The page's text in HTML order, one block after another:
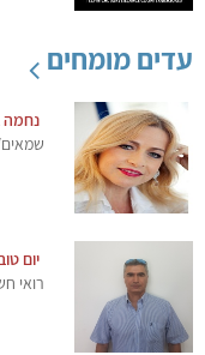
עדים מומחים
נחמה
יום
רואי